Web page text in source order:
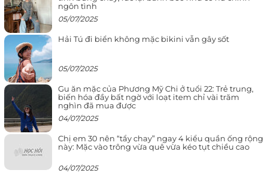
ngôn tình
05/07/2025
Hải Tú đi biển không mặc bikini vẫn gây sốt
05/07/2025
Gu ăn mặc của Phương Mỹ Chi ở tuổi 22: Trẻ trung,
biến hóa đầy bất ngờ với loạt item chỉ vài trăm
nghìn đã mua được
04/07/2025
Chị em 30 nên “tẩy chay” ngay 4 kiểu quần ống rộng
này: Mặc vào trông vừa quê vừa kéo tụt chiều cao
04/07/2025